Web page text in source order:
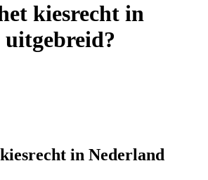
kiesrecht in
in Nederland